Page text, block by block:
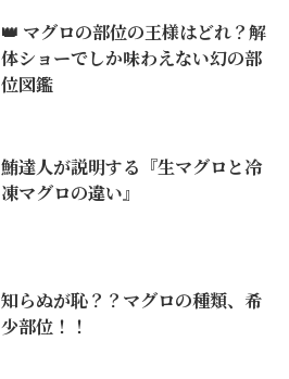
👑 マグロの部位の王様はどれ？解
体ショーでしか味わえない幻の部
位図鑑
鮪達人が説明する『生マグロと冷
凍マグロの違い』
知らぬが恥？？マグロの種類、希
少部位！！